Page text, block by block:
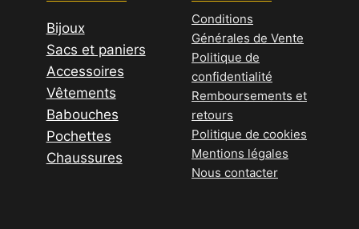
produit
options
peuvent
être
choisies
sur
la
page
du
produit
Bijoux
Sacs et paniers
Accessoires
Vêtements
Babouches
Pochettes
Chaussures
Conditions
Générales de Vente
Politique de
confidentialité
Remboursements et
retours
Politique de cookies
Mentions légales
Nous contacter